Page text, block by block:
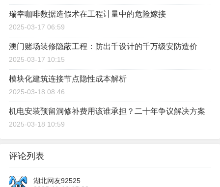
瑞幸咖啡数据造假术在工程计量中的危险嫁接
2025-03-17 06:59
澳门赌场装修隐蔽工程：防出千设计的千万级安防造价
2025-03-17 10:15
模块化建筑连接节点隐性成本解析
2025-03-18 08:46
机电安装预留洞修补费用该谁承担？二十年争议解决方案
2025-03-18 10:59
评论列表
湖北网友92525